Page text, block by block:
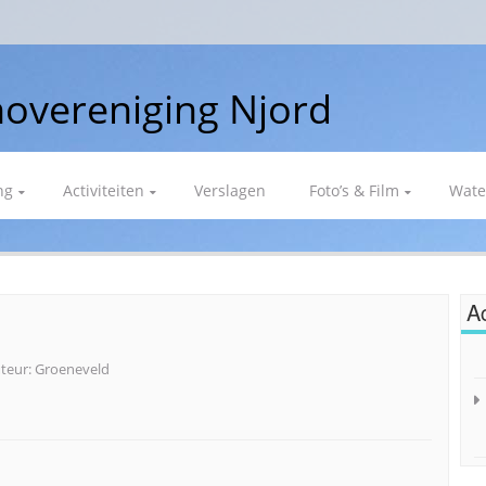
Njord
Activiteiten Verslagen Foto’s & Film
Groeneveld